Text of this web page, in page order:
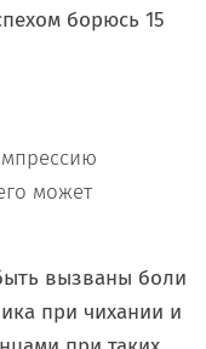
борюсь 15
может
вызваны боли
при чихании и